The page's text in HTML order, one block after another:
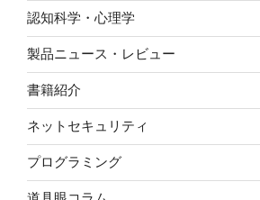
認知科学・心理学
製品ニュース・レビュー
書籍紹介
ネットセキュリティ
プログラミング